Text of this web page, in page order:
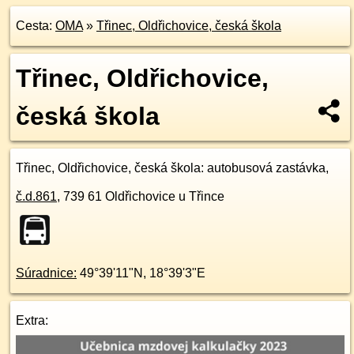
Cesta: OMA» Třinec, Oldřichovice, česká škola
Třinec, Oldřichovice,
česká škola
Třinec, Oldřichovice, česká škola: autobusová zastávka,
č.d.861, 739 61 Oldřichovice u Třince
Súradnice: 49°39'11"N , 18°39'3"E
Extra: